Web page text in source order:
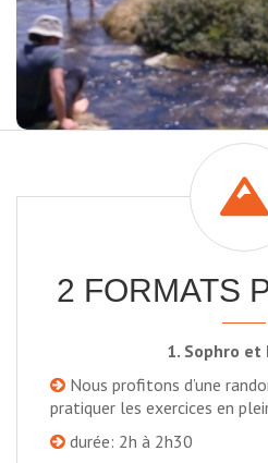
Eveil des
2 FORMATS
1. Sophro et
Nous profitons d’une
pratiquer les exercices en
durée: 2h à 2h30